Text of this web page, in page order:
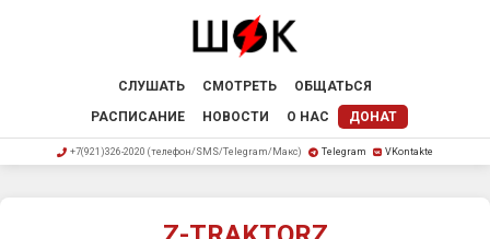
СЛУШАТЬ СМОТРЕТЬ
ОБЩАТЬСЯ
РАСПИСАНИЕ
НОВОСТИ О НАС ДОНАТ
+7(921)326-2020 (телефон/SMS/Telegram/Макс) Telegram VKontakte